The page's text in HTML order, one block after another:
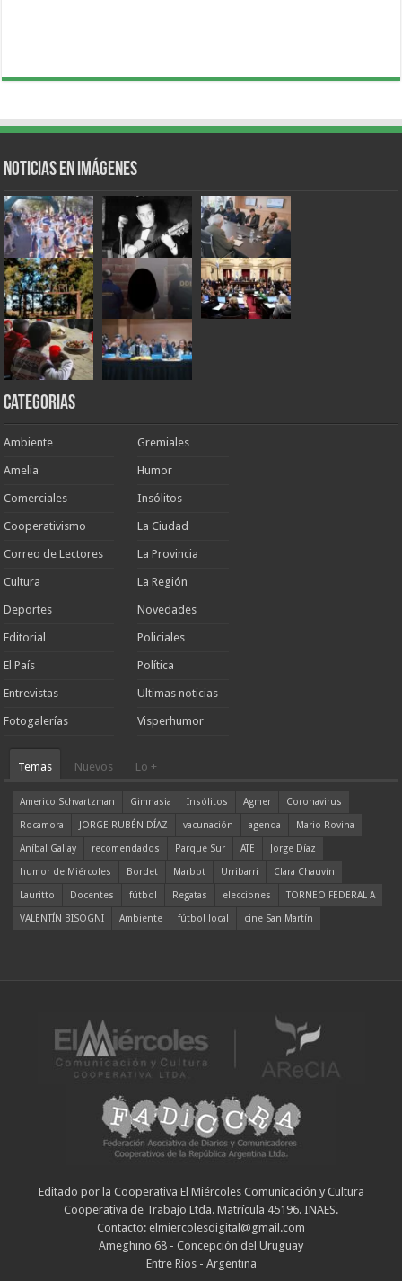
Noticias en Imágenes
Categorias
Ambiente
Amelia
Comerciales
Cooperativismo
Correo de Lectores
Cultura
Deportes
Editorial
El País
Entrevistas
Fotogalerías
Gremiales
Humor
Insólitos
La Ciudad
La Provincia
La Región
Novedades
Policiales
Política
Ultimas noticias
Visperhumor
Temas Nuevos Lo +
Americo Schvartzman Gimnasia Insólitos Agmer
Coronavirus
Rocamora
JORGE RUBÉN DÍAZ vacunación agenda
Mario Rovina
Aníbal Gallay
recomendados Parque Sur ATE
Jorge Díaz
humor de Miércoles
Bordet Marbot Urribarri
Clara Chauvín
Lauritto
Docentes fútbol Regatas elecciones
TORNEO FEDERAL A
VALENTÍN BISOGNI
Ambiente fútbol local cine San Martín
Editado por la Cooperativa El Miércoles Comunicación y Cultura
Cooperativa de Trabajo Ltda. Matrícula 45196. INAES.
Contacto: elmiercolesdigital@gmail.com
Ameghino 68 - Concepción del Uruguay
Entre Ríos - Argentina